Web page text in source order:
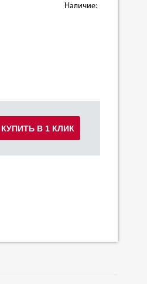
Наличие:
КУПИТЬ В 1 КЛИК